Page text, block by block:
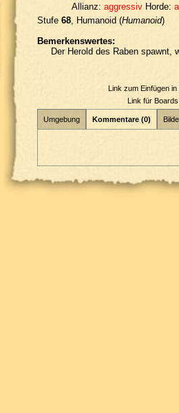
Allianz: aggressiv Horde:
Stufe 68 , Humanoid (Humanoid)
Bemerkenswertes:
Der Herold des Raben spawnt,
Link zum Einfügen
Link für
Umgebung Kommentare (0)